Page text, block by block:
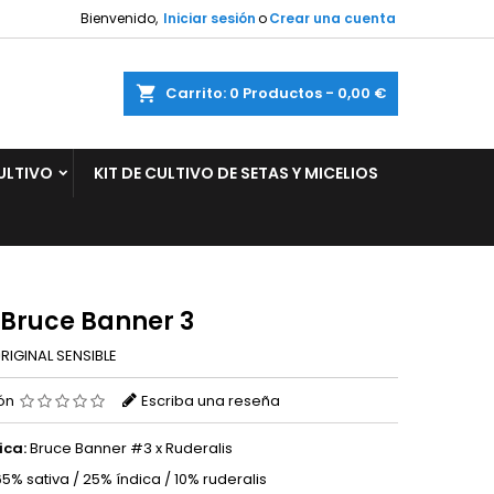
Bienvenido, Iniciar sesiónoCrear una cuenta
Carrito 0 Productos - 0,00 €
KIT DE CULTIVO DE SETAS Y MICELIOS
Banner 3
SENSIBLE
Escriba una reseña
Bruce Banner #3 x Ruderalis
sativa / 25% índica / 10% ruderalis